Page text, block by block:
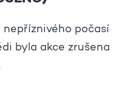
nepříznivého počasí
byla akce zrušena